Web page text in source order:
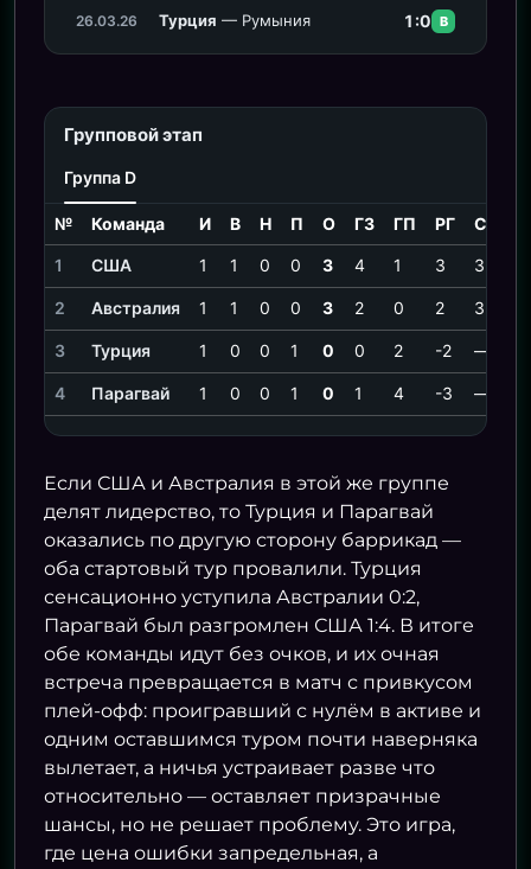
26.03.26 Турция — Румыния 1:0 В
Групповой этап
Группа D
№ Команда И В Н П О ГЗ ГП РГ СОИ
1 США 1 1 0 0 3 4 1 3 3
2 Австралия 1 1 0 0 3 2 0 2 3
3 Турция 1 0 0 1 0 0 2 -2 —
4 Парагвай 1 0 0 1 0 1 4 -3 —
Если США и Австралия в этой же группе
делят лидерство, то Турция и Парагвай
оказались по другую сторону баррикад —
оба стартовый тур провалили. Турция
сенсационно уступила Австралии 0:2,
Парагвай был разгромлен США 1:4. В итоге
обе команды идут без очков, и их очная
встреча превращается в матч с привкусом
плей-офф: проигравший с нулём в активе и
одним оставшимся туром почти наверняка
вылетает, а ничья устраивает разве что
относительно — оставляет призрачные
шансы, но не решает проблему. Это игра,
где цена ошибки запредельная, а